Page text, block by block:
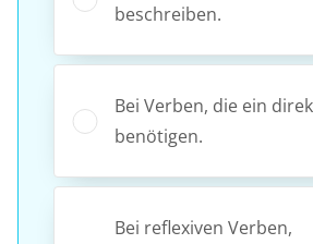
beschreiben.
Bei Verben, die ein
benötigen.
Bei reflexiven Verben,